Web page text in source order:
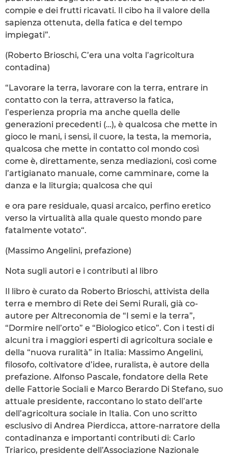
compie e dei frutti ricavati. Il cibo ha il valore della
sapienza ottenuta, della fatica e del tempo
impiegati”.
(Roberto Brioschi, C’era una volta l’agricoltura
contadina)
“Lavorare la terra, lavorare con la terra, entrare in
contatto con la terra, attraverso la fatica,
l’esperienza propria ma anche quella delle
generazioni precedenti (…), è qualcosa che mette in
gioco le mani, i sensi, il cuore, la testa, la memoria,
qualcosa che mette in contatto col mondo così
come è, direttamente, senza mediazioni, così come
l’artigianato manuale, come camminare, come la
danza e la liturgia; qualcosa che qui
e ora pare residuale, quasi arcaico, perfino eretico
verso la virtualità alla quale questo mondo pare
fatalmente votato“.
(Massimo Angelini, prefazione)
Nota sugli autori e i contributi al libro
Il libro è curato da Roberto Brioschi, attivista della
terra e membro di Rete dei Semi Rurali, già co-
autore per Altreconomia de “I semi e la terra”,
“Dormire nell’orto” e “Biologico etico”. Con i testi di
alcuni tra i maggiori esperti di agricoltura sociale e
della “nuova ruralità” in Italia: Massimo Angelini,
filosofo, coltivatore d’idee, ruralista, è autore della
prefazione. Alfonso Pascale, fondatore della Rete
delle Fattorie Sociali e Marco Berardo Di Stefano, suo
attuale presidente, raccontano lo stato dell’arte
dell’agricoltura sociale in Italia. Con uno scritto
esclusivo di Andrea Pierdicca, attore-narratore della
contadinanza e importanti contributi di: Carlo
Triarico, presidente dell’Associazione Nazionale